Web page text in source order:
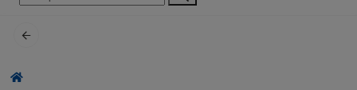
por: